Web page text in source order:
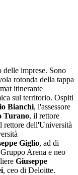
imprese. Sono
rotonda della tappa
itinerante
sul territorio. Ospiti
Bianchi, l'assessore
Turano, il rettore
rettore dell'Università
Giglio, ad di
Arena e neo
Giuseppe
, ceo di Deloitte.